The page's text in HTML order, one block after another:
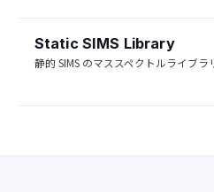
Static SIMS Library
静的 SIMS のマススペクトルライブラ